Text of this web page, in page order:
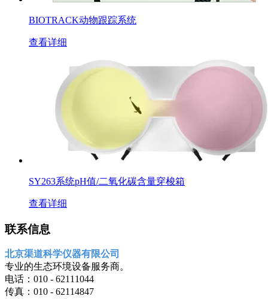
BIOTRACK动物跟踪系统
查看详细
SY263系统pH值/二氧化碳含量穿梭箱
查看详细
联系信息
北京渠道科学仪器有限公司
专业的生态环境设备服务商。
电话：010 - 62111044
传真：010 - 62114847